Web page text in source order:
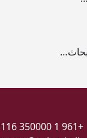
+961 1 350000 ext: 3116